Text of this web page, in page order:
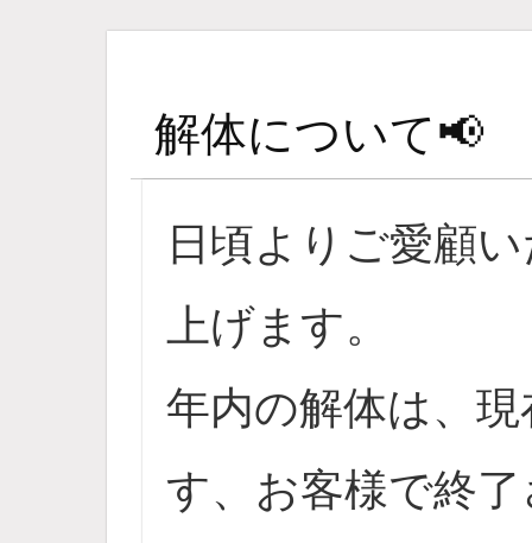
解体について📢
日頃よりご愛顧
上げます。
年内の解体は、
す、お客様で終